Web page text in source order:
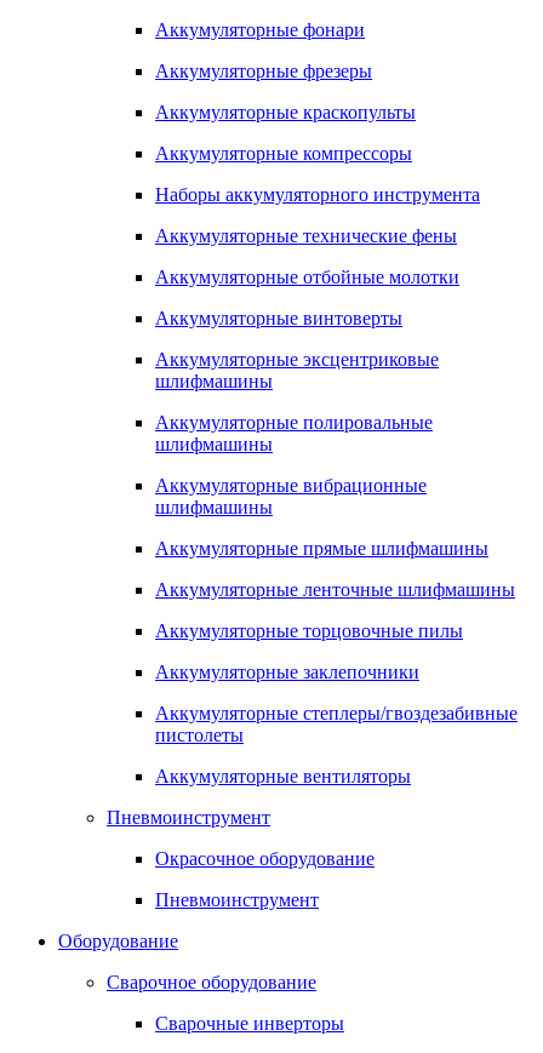
Аккумуляторные фонари
Аккумуляторные фрезеры
Аккумуляторные краскопульты
Аккумуляторные компрессоры
Наборы аккумуляторного инструмента
Аккумуляторные технические фены
Аккумуляторные отбойные молотки
Аккумуляторные винтоверты
Аккумуляторные эксцентриковые
шлифмашины
Аккумуляторные полировальные
шлифмашины
Аккумуляторные вибрационные
шлифмашины
Аккумуляторные прямые шлифмашины
Аккумуляторные ленточные шлифмашины
Аккумуляторные торцовочные пилы
Аккумуляторные заклепочники
Аккумуляторные степлеры/гвоздезабивные
пистолеты
Аккумуляторные вентиляторы
Пневмоинструмент
Окрасочное оборудование
Пневмоинструмент
Оборудование
Сварочное оборудование
Сварочные инверторы